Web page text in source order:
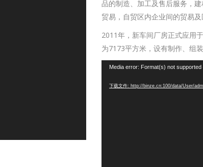
品的制造、加工及售后服务，
贸易，自贸区内企业间的贸易
2011年，新车间厂房正式应用
为7173平方米，设有制作、组
Media error: Format(s) not
下载文件: http://binze.cn:100/data/User/